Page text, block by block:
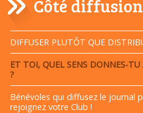
Côté diffusion
DIFFUSER PLUTÔT QUE
ET TOI, QUEL SENS DONNES-
?
Bénévoles qui diffusez le journal
rejoignez votre Club !